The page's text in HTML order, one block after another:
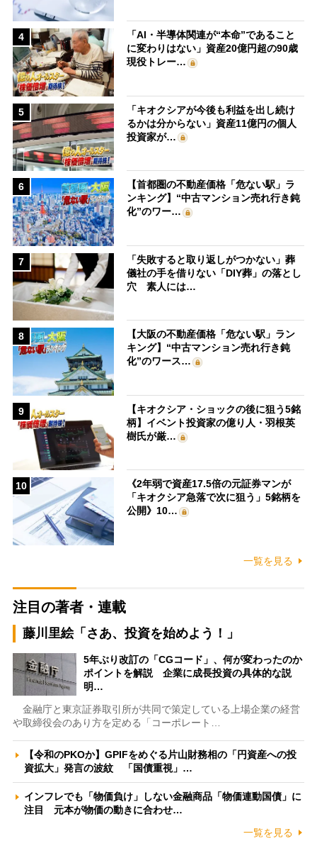
4
「AI・半導体関連が“本命”であること
に変わりはない」資産20億円超の90歳
現役トレー…
5
「キオクシアが今後も利益を出し続け
るかは分からない」資産11億円の個人
投資家が…
6
【首都圏の不動産価格「危ない駅」ラ
ンキング】“中古マンション売れ行き鈍
化”のワー…
7
「失敗すると取り返しがつかない」葬
儀社の手を借りない「DIY葬」の落とし
穴 素人には…
8
【大阪の不動産価格「危ない駅」ラン
キング】“中古マンション売れ行き鈍
化”のワース…
9
【キオクシア・ショックの後に狙う5銘
柄】イベント投資家の億り人・羽根英
樹氏が厳…
10
《2年弱で資産17.5倍の元証券マンが
「キオクシア急落で次に狙う」5銘柄を
公開》10…
一覧を見る
注目の著者・連載
藤川里絵「さあ、投資を始めよう！」
5年ぶり改訂の「CGコード」、何が変わったのか
ポイントを解説 企業に成長投資の具体的な説
明…
金融庁と東京証券取引所が共同で策定している上場企業の経営
や取締役会のあり方を定める「コーポレート…
【令和のPKOか】GPIFをめぐる片山財務相の「円資産への投
資拡大」発言の波紋 「国債重視」…
インフレでも「物価負け」しない金融商品「物価連動国債」に
注目 元本が物価の動きに合わせ…
一覧を見る